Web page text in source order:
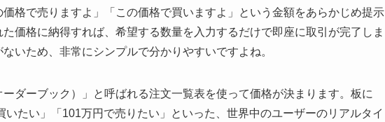
格で売りますよ」「この価格で買いますよ」という金額をあらかじめ提示
価格に納得すれば、希望する数量を入力するだけで即座に取引が完了しま
いため、非常にシンプルで分かりやすいですよね。
ダーブック）」と呼ばれる注文一覧表を使って価格が決まります。板に
たい」「101万円で売りたい」といった、世界中のユーザーのリアルタイ